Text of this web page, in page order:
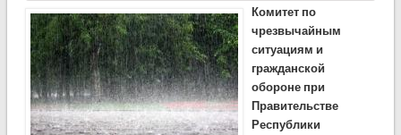
Комитет по
чрезвычайным
ситуациям и
гражданской
обороне при
Правительстве
Республики